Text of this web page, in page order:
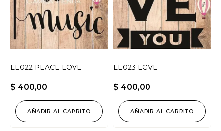
LE022 PEACE LOVE
$ 400,00
AÑADIR AL CARRITO
LE023 LOVE
$ 400,00
AÑADIR AL CARRITO